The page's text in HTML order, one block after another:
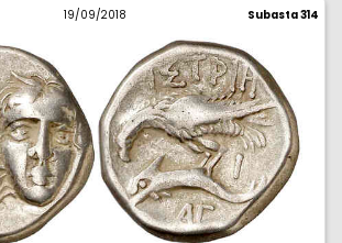
19/09/2018 Subasta 314